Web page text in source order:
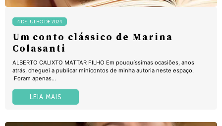
4 DE JULHO DE 2024
Um conto clássico de Marina
Colasanti
ALBERTO CALIXTO MATTAR FILHO Em pouquíssimas ocasiões, anos
atrás, cheguei a publicar minicontos de minha autoria neste espaço.
Foram apenas...
LEIA MAIS